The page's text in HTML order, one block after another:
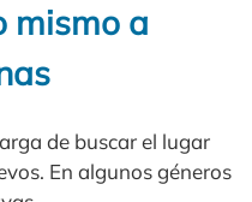
mismo a
de buscar el lugar
En algunos géneros